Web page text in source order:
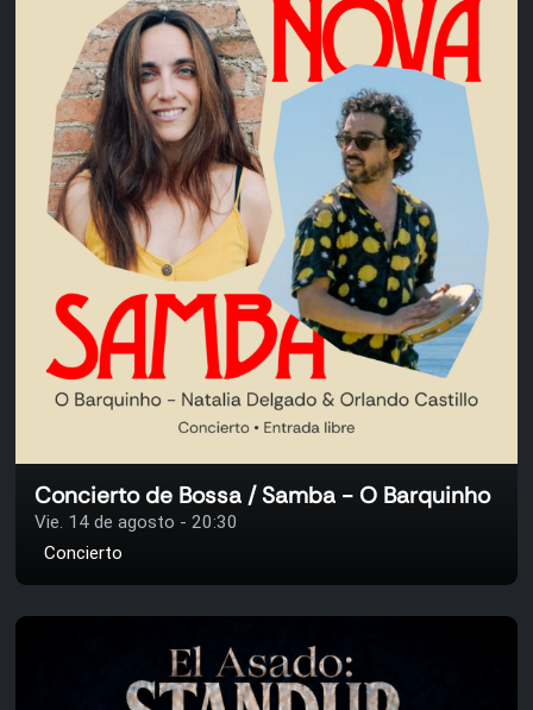
Concierto de Bossa / Samba - O Barquinho
Vie. 14 de agosto - 20:30
Concierto